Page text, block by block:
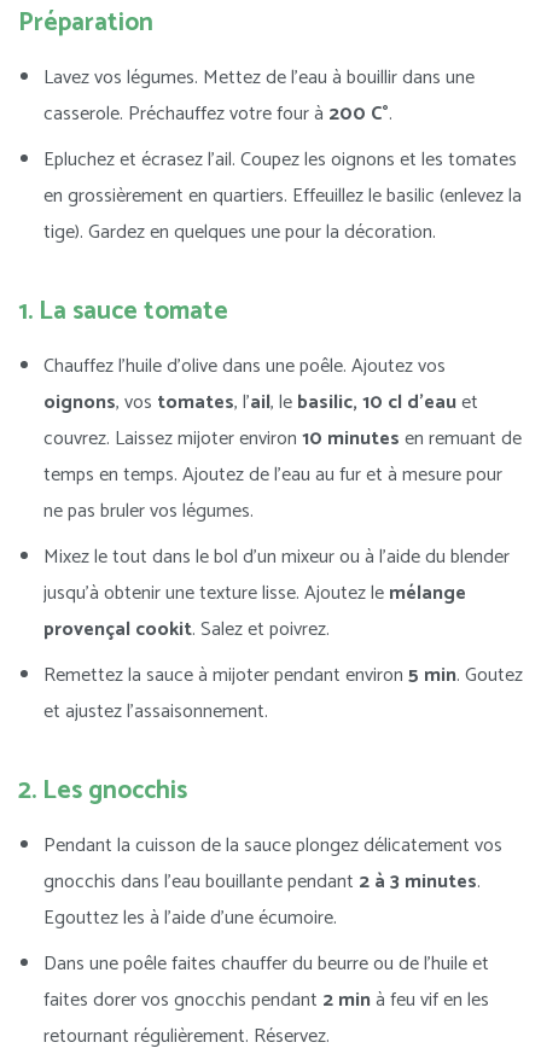
Préparation
Lavez vos légumes. Mettez de l’eau à bouillir dans une
casserole. Préchauffez votre four à 200 C°.
Epluchez et écrasez l’ail. Coupez les oignons et les tomates
en grossièrement en quartiers. Effeuillez le basilic (enlevez la
tige). Gardez en quelques une pour la décoration.
1. La sauce tomate
Chauffez l’huile d’olive dans une poêle. Ajoutez vos
oignons, vos tomates, l’ail, lebasilic,10 cl d’eauet
couvrez. Laissez mijoter environ10 minutesen remuant de
temps en temps. Ajoutez de l’eau au fur et à mesure pour
ne pas bruler vos légumes.
Mixez le tout dans le bol d’un mixeur ou à l’aide du blender
jusqu’à obtenir une texture lisse. Ajoutez lemélange
provençal cookit. Salez et poivrez.
Remettez la sauce à mijoter pendant environ5 min. Goutez
et ajustez l’assaisonnement.
2. Les gnocchis
Pendant la cuisson de la sauce plongez délicatement vos
gnocchis dans l’eau bouillante pendant 2 à 3 minutes.
Egouttez les à l’aide d’une écumoire.
Dans une poêle faites chauffer du beurre ou de l’huile et
faites dorer vos gnocchis pendant 2 minà feu vif en les
retournant régulièrement. Réservez.